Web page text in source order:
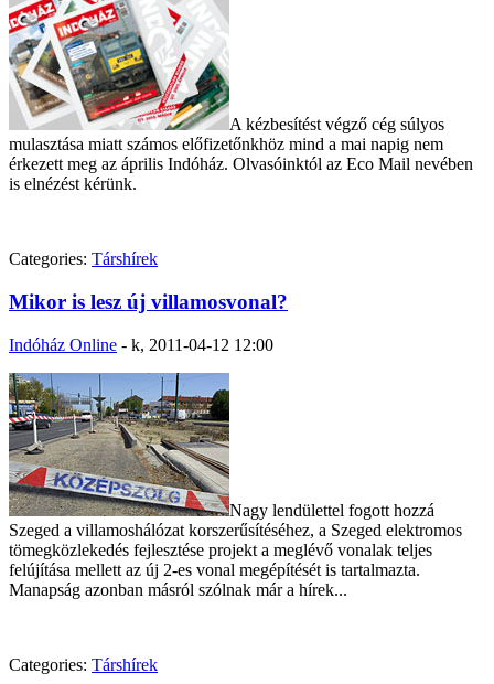
A kézbesítést végző cég súlyos
mulasztása miatt számos előfizetőnkhöz mind a mai napig nem
érkezett meg az április Indóház. Olvasóinktól az Eco Mail nevében
is elnézést kérünk.
Categories: Társhírek
Mikor is lesz új villamosvonal?
Indóház Online - k, 2011-04-12 12:00
Nagy lendülettel fogott hozzá
Szeged a villamoshálózat korszerűsítéséhez, a Szeged elektromos
tömegközlekedés fejlesztése projekt a meglévő vonalak teljes
felújítása mellett az új 2-es vonal megépítését is tartalmazta.
Manapság azonban másról szólnak már a hírek...
Categories: Társhírek